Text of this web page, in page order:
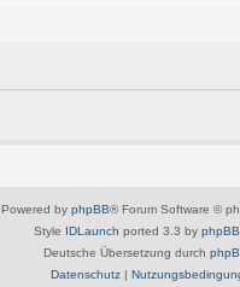
Powered by phpBB® Forum Software ©
Style IDLaunch ported 3.3 by
Deutsche Übersetzung durch
Datenschutz|